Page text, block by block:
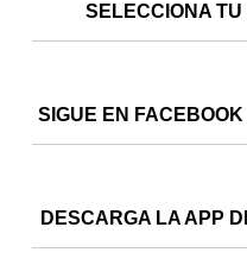
SELECCIONA TU
SIGUE EN
DESCARGA LA APP